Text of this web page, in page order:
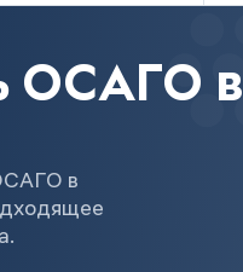
ОСАГО в
в